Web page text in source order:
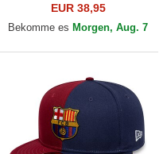
Angeles Dodgers MLB von
New Era
EUR 38,95
Bekomme es Morgen, Aug. 7